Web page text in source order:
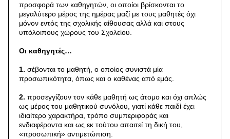
προσφορά των καθηγητών, οι οποίοι βρίσκονται το
μεγαλύτερο μέρος της ημέρας μαζί με τους μαθητές όχι
μόνον εντός της σχολικής αίθουσας αλλά και στους
υπόλοιπους χώρους του Σχολείου.
Οι καθηγητές…
1. σέβονται το μαθητή, ο οποίος συνιστά μία
προσωπικότητα, όπως και ο καθένας από εμάς.
2. προσεγγίζουν τον κάθε μαθητή ως άτομο και όχι απλώς
ως μέρος του μαθητικού συνόλου, γιατί κάθε παιδί έχει
ιδιαίτερο χαρακτήρα, τρόπο συμπεριφοράς και
ενδιαφέροντα και ως εκ τούτου απαιτεί τη δική του,
«προσωπική» αντιμετώπιση.